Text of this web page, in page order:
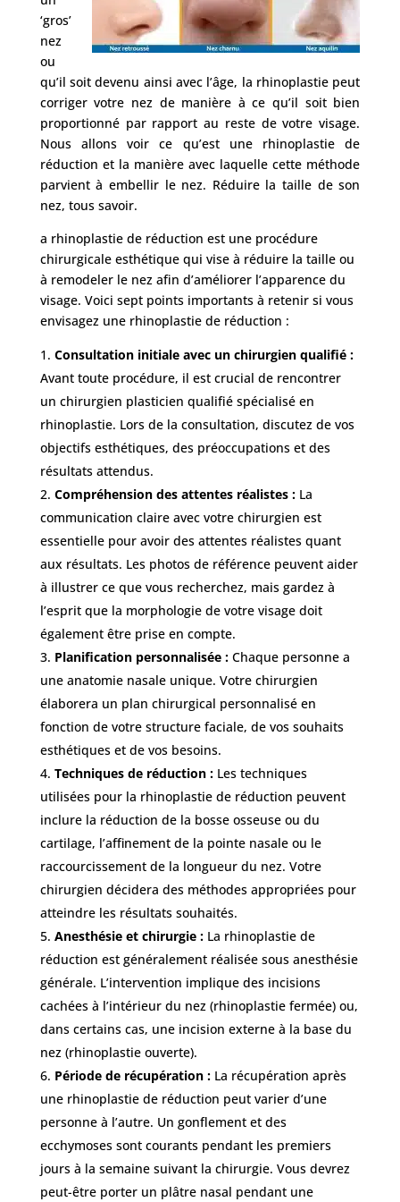
FAQ
Services
Nos
cliniques
Nos
articles
Avant
/
Après
Devis
Gratuit
‘gros’
nez
ou
qu’il soit devenu ainsi avec l’âge, la rhinoplastie peut
corriger votre nez de manière à ce qu’il soit bien
proportionné par rapport au reste de votre visage.
Nous allons voir ce qu’est une rhinoplastie de
réduction et la manière avec laquelle cette méthode
parvient à embellir le nez. Réduire la taille de son
nez, tous savoir.
a rhinoplastie de réduction est une procédure
chirurgicale esthétique qui vise à réduire la taille ou
à remodeler le nez afin d’améliorer l’apparence du
visage. Voici sept points importants à retenir si vous
envisagez une rhinoplastie de réduction :
Consultation initiale avec un chirurgien qualifié :
Avant toute procédure, il est crucial de rencontrer
un chirurgien plasticien qualifié spécialisé en
rhinoplastie. Lors de la consultation, discutez de vos
objectifs esthétiques, des préoccupations et des
résultats attendus.
Compréhension des attentes réalistes :La
communication claire avec votre chirurgien est
essentielle pour avoir des attentes réalistes quant
aux résultats. Les photos de référence peuvent aider
à illustrer ce que vous recherchez, mais gardez à
l’esprit que la morphologie de votre visage doit
également être prise en compte.
Planification personnalisée :Chaque personne a
une anatomie nasale unique. Votre chirurgien
élaborera un plan chirurgical personnalisé en
fonction de votre structure faciale, de vos souhaits
esthétiques et de vos besoins.
Techniques de réduction :Les techniques
utilisées pour la rhinoplastie de réduction peuvent
inclure la réduction de la bosse osseuse ou du
cartilage, l’affinement de la pointe nasale ou le
raccourcissement de la longueur du nez. Votre
chirurgien décidera des méthodes appropriées pour
atteindre les résultats souhaités.
Anesthésie et chirurgie :La rhinoplastie de
réduction est généralement réalisée sous anesthésie
générale. L’intervention implique des incisions
cachées à l’intérieur du nez (rhinoplastie fermée) ou,
dans certains cas, une incision externe à la base du
nez (rhinoplastie ouverte).
Période de récupération :La récupération après
une rhinoplastie de réduction peut varier d’une
personne à l’autre. Un gonflement et des
ecchymoses sont courants pendant les premiers
jours à la semaine suivant la chirurgie. Vous devrez
peut-être porter un plâtre nasal pendant une